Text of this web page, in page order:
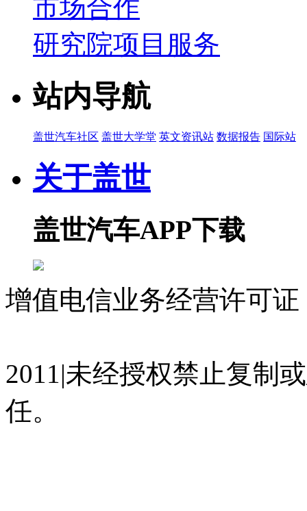
市场合作
研究院项目服务
站内导航
盖世汽车社区 盖世大学堂 英文资讯站 数据报告 国际站
关于盖世
盖世汽车APP下载
增值电信业务经营许可
2011|未经授权禁止复制
任。